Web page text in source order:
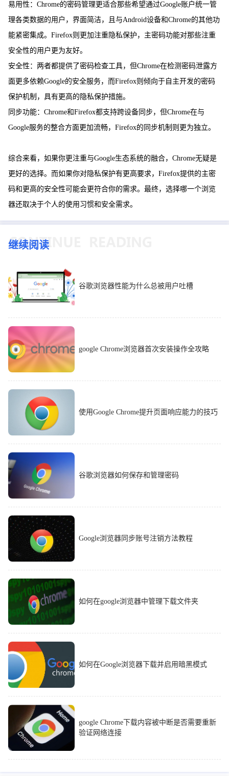
易用性：Chrome的密码管理更适合那些希望通过Google账户统一管
理各类数据的用户，界面简洁，且与Android设备和Chrome的其他功
能紧密集成。Firefox则更加注重隐私保护，主密码功能对那些注重
安全性的用户更为友好。
安全性：两者都提供了密码检查工具，但Chrome在检测密码泄露方
面更多依赖Google的安全服务，而Firefox则倾向于自主开发的密码
保护机制，具有更高的隐私保护措施。
同步功能：Chrome和Firefox都支持跨设备同步，但Chrome在与
Google服务的整合方面更加流畅，Firefox的同步机制则更为独立。
综合来看，如果你更注重与Google生态系统的融合，Chrome无疑是
更好的选择。而如果你对隐私保护有更高要求，Firefox提供的主密
码和更高的安全性可能会更符合你的需求。最终，选择哪一个浏览
器还取决于个人的使用习惯和安全需求。
继续阅读
谷歌浏览器性能为什么总被用户吐槽
google Chrome浏览器首次安装操作全攻略
使用Google Chrome提升页面响应能力的技巧
谷歌浏览器如何保存和管理密码
Google浏览器同步账号注销方法教程
如何在google浏览器中管理下载文件夹
如何在Google浏览器下载并启用暗黑模式
google Chrome下载内容被中断是否需要重新
验证网络连接